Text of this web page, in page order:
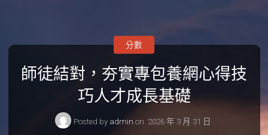
師徒結對，夯實專包養網心得技
巧人才成長基礎
Posted by admin on 2026 年 3 月 31 日
分數